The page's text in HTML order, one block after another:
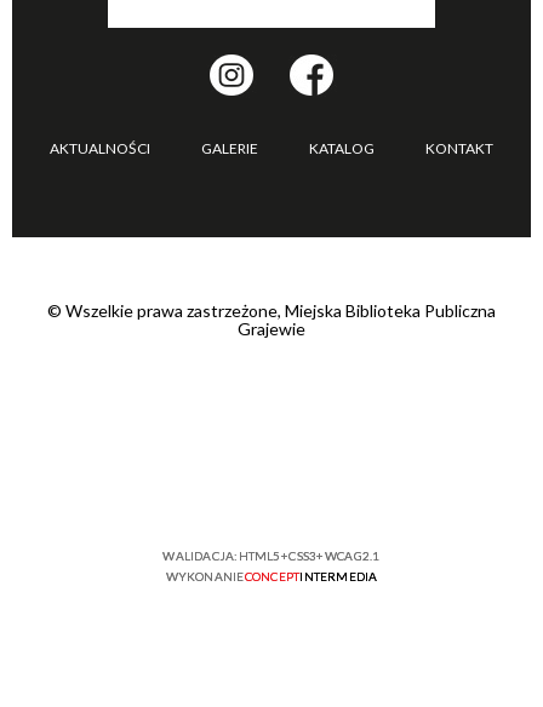
AKTUALNOŚCI GALERIE KATALOG KONTAKT
© Wszelkie prawa zastrzeżone, Miejska Biblioteka Publiczna
Grajewie
WALIDACJA: HTML5+CSS3+WCAG 2.1
WYKONANIECONCEPTINTERMEDIA